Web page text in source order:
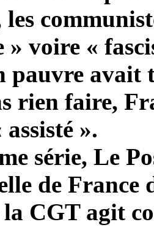
les
voire «
pauvre avait
rien faire,
».
série, Le
de France
CGT agit